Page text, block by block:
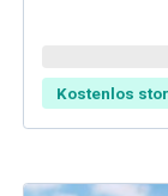
Kostenlos